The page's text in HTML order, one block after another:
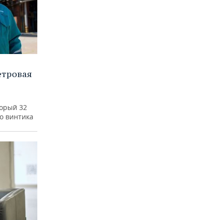
32
винтика